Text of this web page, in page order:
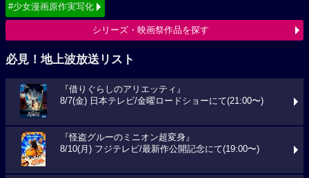
#少女漫画原作実写化
シリーズ・映画祭作品を探す
必見！地上波放送リスト
『借りぐらしのアリエッティ』
8/7(金) 日本テレビ/金曜ロードショーにて(21:00〜)
『怪盗グルーのミニオン超変身』
8/10(月) フジテレビ/最新作公開記念にて(19:00〜)